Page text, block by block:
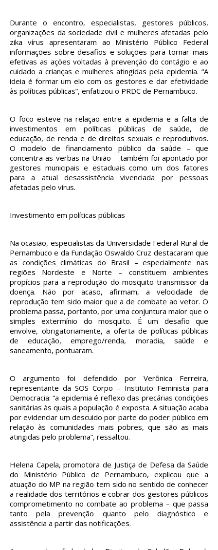
Durante o encontro, especialistas, gestores públicos,
organizações da sociedade civil e mulheres afetadas pelo
zika vírus apresentaram ao Ministério Público Federal
informações sobre desafios e soluções para tornar mais
efetivas as ações voltadas à prevenção do contágio e ao
cuidado a crianças e mulheres atingidas pela epidemia. “A
ideia é formar um elo com os gestores e dar efetividade
às políticas públicas”, enfatizou o PRDC de Pernambuco.
O foco esteve na relação entre a epidemia e a falta de
investimentos em políticas públicas de saúde, de
educação, de renda e de direitos sexuais e reprodutivos.
O modelo de financiamento público da saúde – que
concentra as verbas na União – também foi apontado por
gestores municipais e estaduais como um dos fatores
para a atual desassistência vivenciada por pessoas
afetadas pelo vírus.
Investimento em políticas públicas
Na ocasião, especialistas da Universidade Federal Rural de
Pernambuco e da Fundação Oswaldo Cruz destacaram que
as condições climáticas do Brasil – especialmente nas
regiões Nordeste e Norte – constituem ambientes
propícios para a reprodução do mosquito transmissor da
doença. Não por acaso, afirmam, a velocidade de
reprodução tem sido maior que a de combate ao vetor. O
problema passa, portanto, por uma conjuntura maior que o
simples extermínio do mosquito. É um desafio que
envolve, obrigatoriamente, a oferta de políticas públicas
de educação, emprego/renda, moradia, saúde e
saneamento, pontuaram.
O argumento foi defendido por Verônica Ferreira,
representante da SOS Corpo – Instituto Feminista para
Democracia: “a epidemia é reflexo das precárias condições
sanitárias às quais a população é exposta. A situação acaba
por evidenciar um descuido por parte do poder público em
relação às comunidades mais pobres, que são as mais
atingidas pelo problema“, ressaltou.
Helena Capela, promotora de Justiça de Defesa da Saúde
do Ministério Público de Pernambuco, explicou que a
atuação do MP na região tem sido no sentido de conhecer
a realidade dos territórios e cobrar dos gestores públicos
comprometimento no combate ao problema – que passa
tanto pela prevenção quanto pelo diagnóstico e
assistência a partir das notificações.